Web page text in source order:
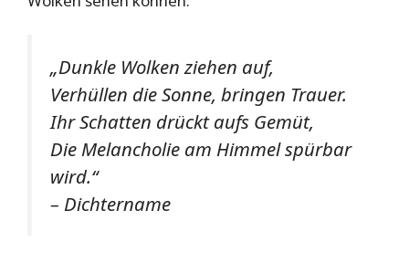
„Dunkle Wolken ziehen auf,
Verhüllen die Sonne, bringen Trauer.
Ihr Schatten drückt aufs Gemüt,
Die Melancholie am Himmel spürbar
wird.“
– Dichtername